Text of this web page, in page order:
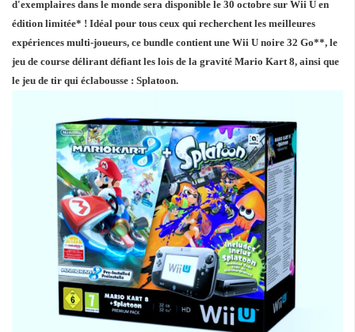
d'exemplaires dans le monde sera disponible le 30 octobre sur Wii U en
édition limitée* ! Idéal pour tous ceux qui recherchent les meilleures
expériences multi-joueurs, ce bundle contient une Wii U noire 32 Go**, le
jeu de course délirant défiant les lois de la gravité Mario Kart 8, ainsi que
le jeu de tir qui éclabousse : Splatoon.